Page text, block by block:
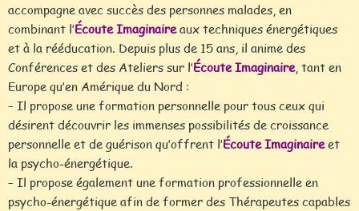
accompagne avec succès des personnes malades, en
combinant l’Écoute Imaginaireaux techniques énergétiques
et à la rééducation. Depuis plus de 15 ans, il anime des
Conférences et des Ateliers sur l’Écoute Imaginaire, tant en
Europe qu’en Amérique du Nord :
– Il propose une formation personnelle pour tous ceux qui
désirent découvrir les immenses possibilités de croissance
personnelle et de guérison qu’offrent l’Écoute Imaginaireet
la psycho-énergétique.
– Il propose également une formation professionnelle en
psycho-énergétique afin de former des Thérapeutes capables